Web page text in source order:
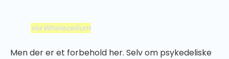
via Wholecelium
Men der er et forbehold her. Selv om psykedeliske